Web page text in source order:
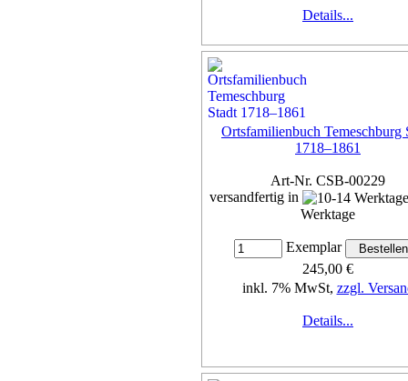
Details...
Ortsfamilienbuch Temeschburg
1718–1861
Art-Nr. CSB-00229
versandfertig in
Werktage
Exemplar
245,00 €
inkl. 7% MwSt, zzgl.
Details...